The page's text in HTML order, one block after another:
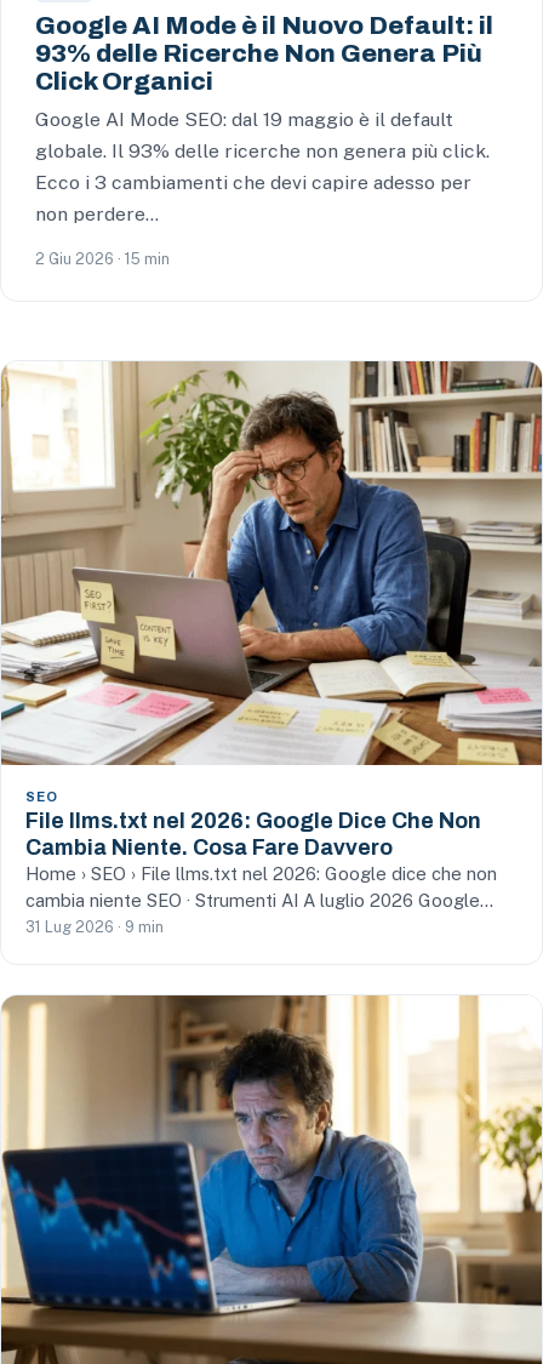
Google AI Mode è il Nuovo Default: il
93% delle Ricerche Non Genera Più
Click Organici
Google AI Mode SEO: dal 19 maggio è il default
globale. Il 93% delle ricerche non genera più click.
Ecco i 3 cambiamenti che devi capire adesso per
non perdere…
2 Giu 2026 · 15 min
SEO
File llms.txt nel 2026: Google Dice Che Non
Cambia Niente. Cosa Fare Davvero
Home › SEO › File llms.txt nel 2026: Google dice che non
cambia niente SEO · Strumenti AI A luglio 2026 Google…
31 Lug 2026 · 9 min